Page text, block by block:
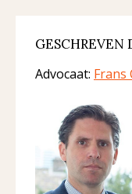
GESCHREVEN
Advocaat: Frans